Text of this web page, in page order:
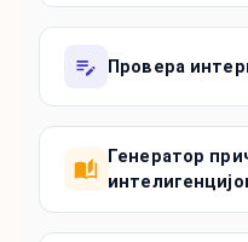
Провера
Генератор